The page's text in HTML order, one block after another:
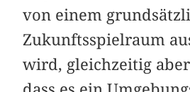
von einem
Zukunftsspielraum
wird, gleichzeitig